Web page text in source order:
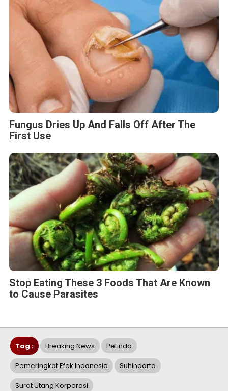
Fungus Dries Up And Falls Off After The
First Use
Stop Eating These 3 Foods That Are Known
to Cause Parasites
Tag : Breaking News Pefindo
Pemeringkat Efek Indonesia Suhindarto
Surat Utang Korporasi